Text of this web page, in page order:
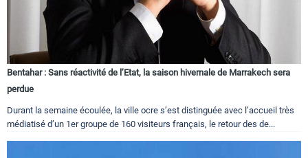
Bentahar : Sans réactivité de l’Etat, la saison hivernale de Marrakech sera
perdue
Durant la semaine écoulée, la ville ocre s’est distinguée avec l’accueil très
médiatisé d’un 1er groupe de 160 visiteurs français, le retour des de...